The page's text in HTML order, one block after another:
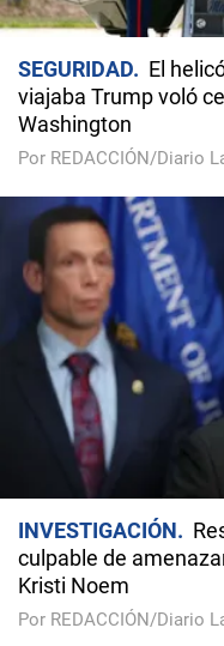
SEGURIDAD
El
viajaba Trump voló
Washington
Por REDACCIÓN/Diario
INVESTIGACIÓN
culpable de
Kristi Noem
Por REDACCIÓN/Diario